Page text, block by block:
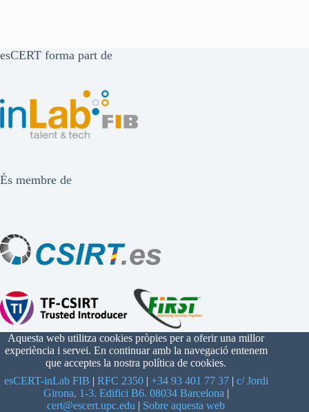
esCERT forma part de
És membre de
Aquesta web utilitza cookies pròpies per a oferir una millor
experiència i servei. En continuar amb la navegació entenem
que acceptes la nostra política de cookies.
esCERT-inLab FIB | RFC 2350| +34 93 401 77 37| c/ Jordi
Girona, 1-3. Edifici B6. 08034 Barcelona |
ude.cpu.trecse@trec | Sobre aquesta web